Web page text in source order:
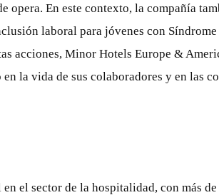
opera. En este contexto, la compañía
laboral para jóvenes con
acciones, Minor Hotels Europe &
la vida de sus colaboradores y en las
el sector de la hospitalidad, con más